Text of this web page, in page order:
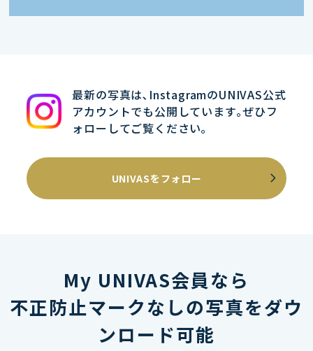
最新の写真は､InstagramのUNIVAS公式
アカウントでも公開しています｡ぜひフ
ォローしてご覧ください｡
UNIVASをフォロー
My UNIVAS会員なら
不正防止マークなしの写真をダウ
ンロード可能